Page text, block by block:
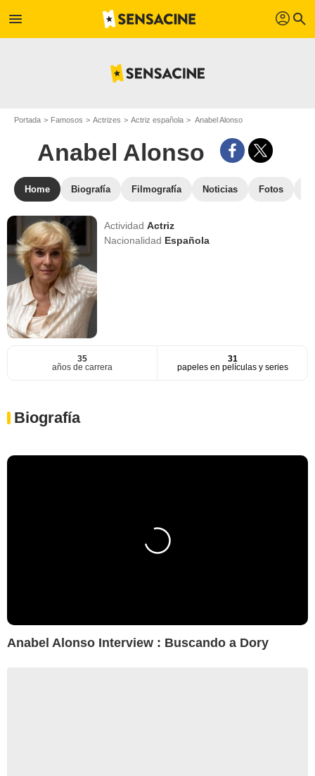
menu profil search
Portada Famosos Actrizes Actriz española Anabel Alonso
Anabel Alonso
Home Biografía Filmografía Noticias Fotos
ActividadActriz
Nacionalidad Española
35
años de carrera
31
papeles en películas y series
Biografía
Anabel Alonso Interview : Buscando a Dory